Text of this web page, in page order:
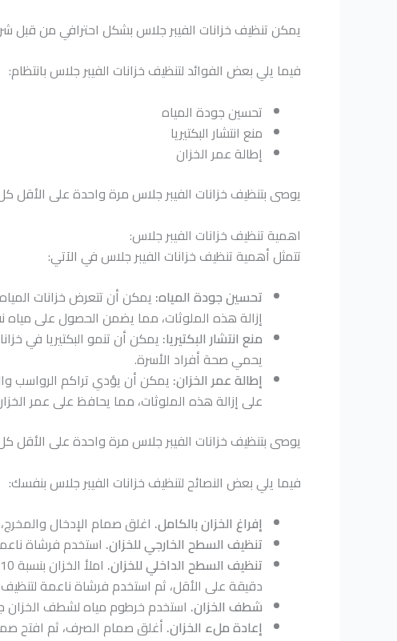
يمكن تنظيف خزانات الفيبر جلاس بشكل احترافي من
فيما يلي بعض الفوائد لتنظيف خزانات الفيبر جلاس بانتظام:
تحسين جودة المياه
منع انتشار البكتيريا
إطالة عمر الخزان
يوصى بتنظيف خزانات الفيبر جلاس مرة واحدة على الأقل
اهمية تنظيف خزانات الفيبر جلاس:
تتمثل أهمية تنظيف خزانات الفيبر جلاس في الآتي:
تحسين جودة المياه: يمكن أن تتعرض خزانات
إزالة هذه الملوثات، مما يضمن الحصول على مياه
منع انتشار البكتيريا: يمكن أن تنمو البكتيريا في
يحمي صحة أفراد الأسرة.
إطالة عمر الخزان: يمكن أن يؤدي تراكم الرواسب
على إزالة هذه الملوثات، مما يحافظ على عمر
يوصى بتنظيف خزانات الفيبر جلاس مرة واحدة على الأقل
فيما يلي بعض النصائح لتنظيف خزانات الفيبر جلاس بنفسك:
إفراغ الخزان بالكامل. اغلق صمام الإدخال
تنظيف السطح الخارجي للخزان. استخدم فرشاة
تنظيف السطح الداخلي للخزان.
دقيقة على الأقل، ثم استخدم فرشاة ناعمة لتنظيف
شطف الخزان. استخدم خرطوم مياه لشطف الخزان
إعادة ملء الخزان. أغلق صمام الصرف، ثم افتح